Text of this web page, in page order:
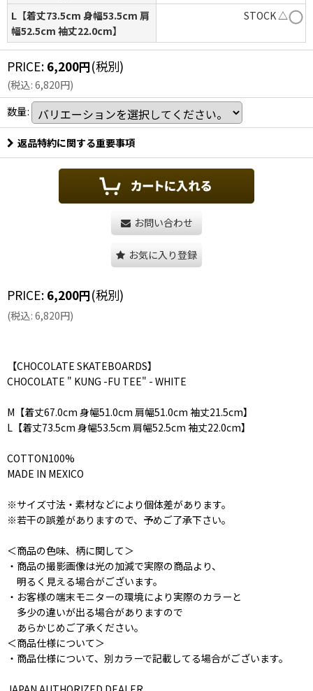
L【着丈73.5cm 身幅53.5cm 肩
幅52.5cm 袖丈22.0cm】
STOCK △
PRICE: 6,200円(税別)
(税込: 6,820円)
数量:
返品特約に関する重要事項
お問い合わせ
お気に入り登録
PRICE: 6,200円(税別)
(税込: 6,820円)
【CHOCOLATE SKATEBOARDS】
CHOCOLATE " KUNG -FU TEE" - WHITE
M【着丈67.0cm 身幅51.0cm 肩幅51.0cm 袖丈21.5cm】
L【着丈73.5cm 身幅53.5cm 肩幅52.5cm 袖丈22.0cm】
COTTON100%
MADE IN MEXICO
※サイズ寸法・素材などにより個体差があります。
※若干の誤差がありますので、予めご了承下さい。
＜商品の色味、柄に関して＞
・商品の撮影画像は光の加減で実際の商品より、
明るく見える場合がございます。
・お客様の端末モニターの環境により実際のカラーと
多少の違いが出る場合がありますので
あらかじめご了承ください。
＜商品仕様について＞
・商品仕様について、別カラーで記載してる場合がございます。